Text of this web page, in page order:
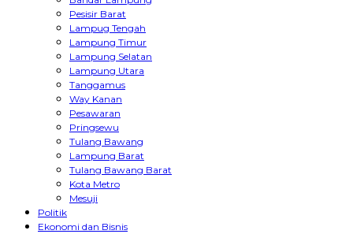
Pesisir Barat
Lampug Tengah
Lampung Timur
Lampung Selatan
Lampung Utara
Tanggamus
Way Kanan
Pesawaran
Pringsewu
Tulang Bawang
Lampung Barat
Tulang Bawang Barat
Kota Metro
Mesuji
Politik
Ekonomi dan Bisnis